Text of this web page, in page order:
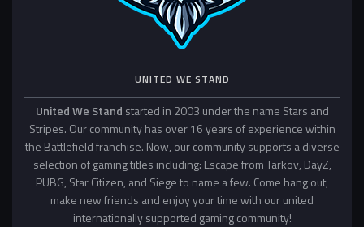
UNITED WE STAND
United We Stand started in 2003 under the name Stars and
Stripes. Our community has over 16 years of experience within
the Battlefield franchise. Now, our community supports a diverse
selection of gaming titles including: Escape from Tarkov, DayZ,
PUBG, Star Citizen, and Siege to name a few. Come hang out,
make new friends and enjoy your time with our united
internationally supported gaming community!